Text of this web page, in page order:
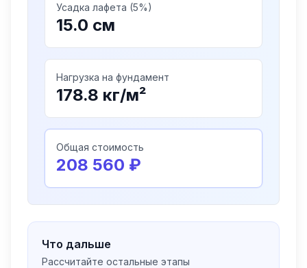
Усадка лафета (5%)
15.0 см
Нагрузка на фундамент
178.8 кг/м²
Общая стоимость
208 560 ₽
Что дальше
Рассчитайте остальные этапы